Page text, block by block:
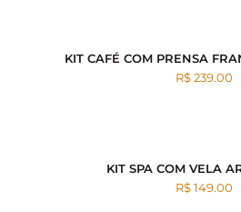
KIT CAFÉ COM PRENSA
R$ 239.00
KIT SPA COM VELA
R$ 149.00